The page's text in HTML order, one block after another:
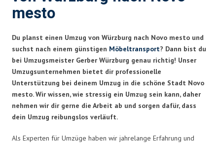
mesto
Du planst einen Umzug von Würzburg nach Novo mesto und
suchst nach einem günstigen Möbeltransport? Dann bist du
bei Umzugsmeister Gerber Würzburg genau richtig! Unser
Umzugsunternehmen bietet dir professionelle
Unterstützung bei deinem Umzug in die schöne Stadt Novo
mesto. Wir wissen, wie stressig ein Umzug sein kann, daher
nehmen wir dir gerne die Arbeit ab und sorgen dafür, dass
dein Umzug reibungslos verläuft.
Als Experten für Umzüge haben wir jahrelange Erfahrung und